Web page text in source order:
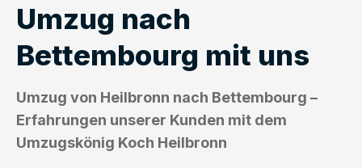
Umzug nach
Bettembourg mit uns
Umzug von Heilbronn nach Bettembourg –
Erfahrungen unserer Kunden mit dem
Umzugskönig Koch Heilbronn